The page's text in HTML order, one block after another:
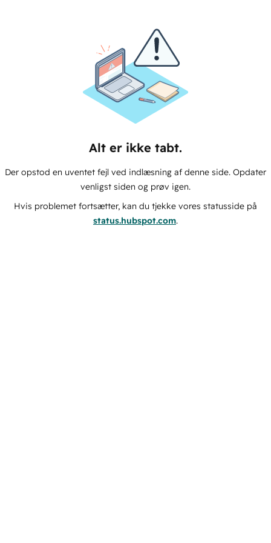
Alt er ikke tabt.
Der opstod en uventet fejl ved indlæsning af denne side. Opdater
venligst siden og prøv igen.
Hvis problemet fortsætter, kan du tjekke vores statusside på
status.hubspot.com.